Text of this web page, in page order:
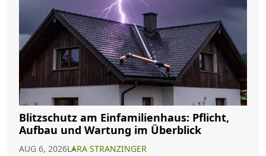
Blitzschutz am Einfamilienhaus: Pflicht,
Aufbau und Wartung im Überblick
AUG 6, 2026LARA STRANZINGER